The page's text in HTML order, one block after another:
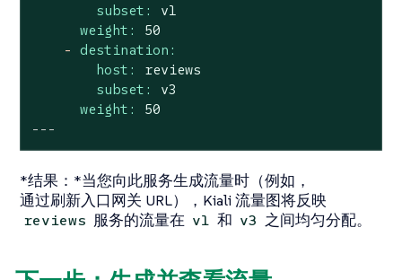
subset:
v1
weight:
50
- destination:
host:
reviews
subset:
v3
weight:
50
---
*结果：*当您向此服务生成流量时（例如，
通过刷新入口网关 URL），Kiali 流量图将反映
reviews 服务的流量在 v1 和 v3 之间均匀分配。